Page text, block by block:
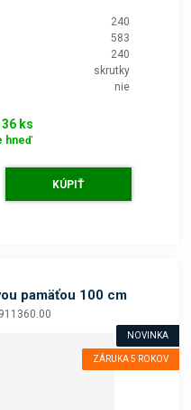
240
583
240
skrutky
nie
ks
hneď
KÚPIŤ
pamäťou 100 cm
NOVINKA
ZÁRUKA 5 ROKOV